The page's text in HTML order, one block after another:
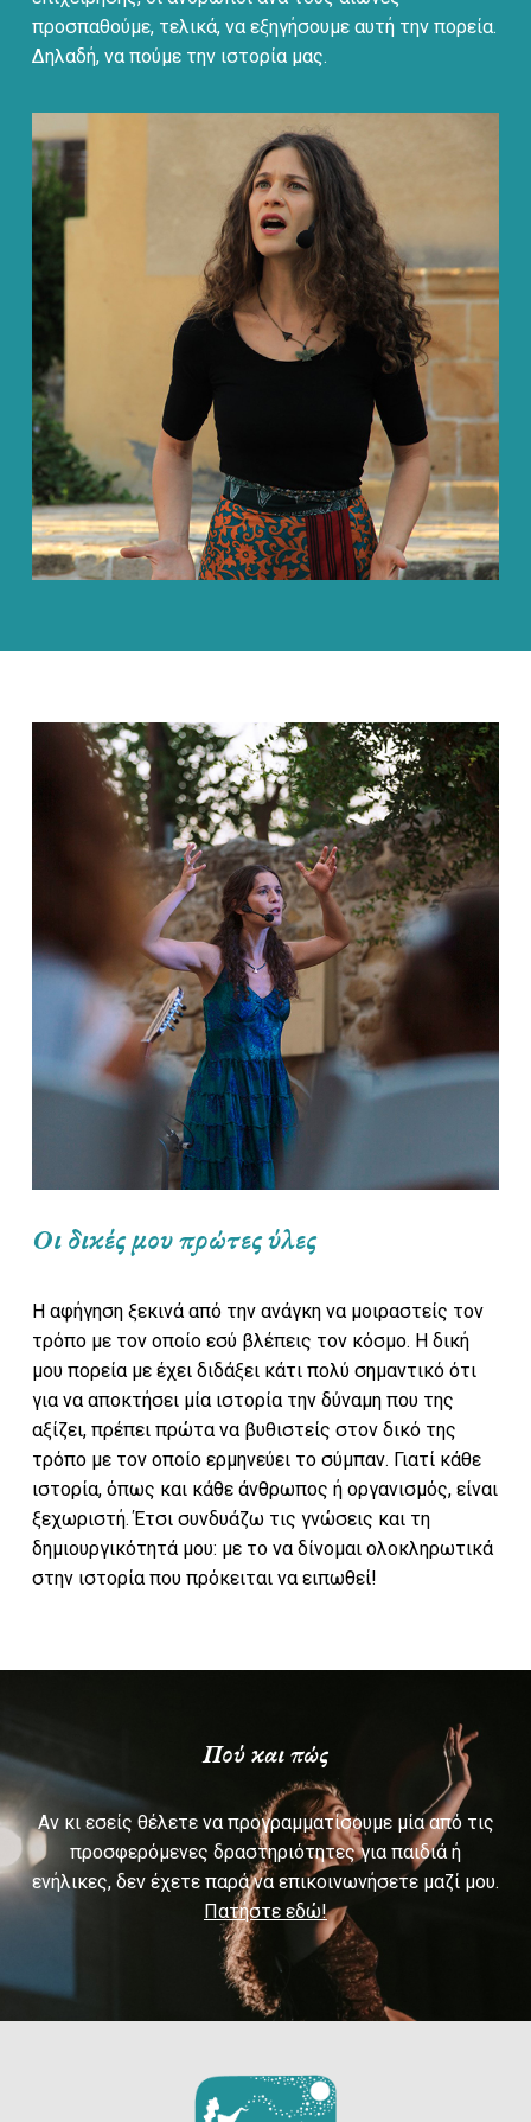
προσπαθούμε, τελικά, να εξηγήσουμε αυτή την πορεία.
Δηλαδή, να πούμε την ιστορία μας.
Οι δικές μου πρώτες ύλες
Η αφήγηση ξεκινά από την ανάγκη να μοιραστείς τον
τρόπο με τον οποίο εσύ βλέπεις τον κόσμο. Η δική
μου πορεία με έχει διδάξει κάτι πολύ σημαντικό ότι
για να αποκτήσει μία ιστορία την δύναμη που της
αξίζει, πρέπει πρώτα να βυθιστείς στον δικό της
τρόπο με τον οποίο ερμηνεύει το σύμπαν. Γιατί κάθε
ιστορία, όπως και κάθε άνθρωπος ή οργανισμός, είναι
ξεχωριστή. Έτσι συνδυάζω τις γνώσεις και τη
δημιουργικότητά μου: με το να δίνομαι ολοκληρωτικά
στην ιστορία που πρόκειται να ειπωθεί!
Πού και πώς
Αν κι εσείς θέλετε να προγραμματίσουμε μία από τις
προσφερόμενες δραστηριότητες για παιδιά ή
ενήλικες, δεν έχετε παρά να επικοινωνήσετε μαζί μου.
Πατήστε εδώ!